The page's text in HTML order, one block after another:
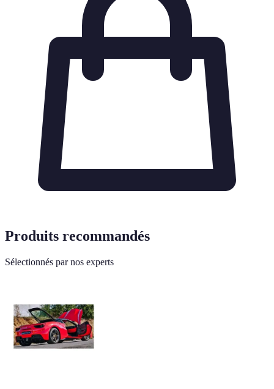
Produits recommandés
Sélectionnés par nos experts